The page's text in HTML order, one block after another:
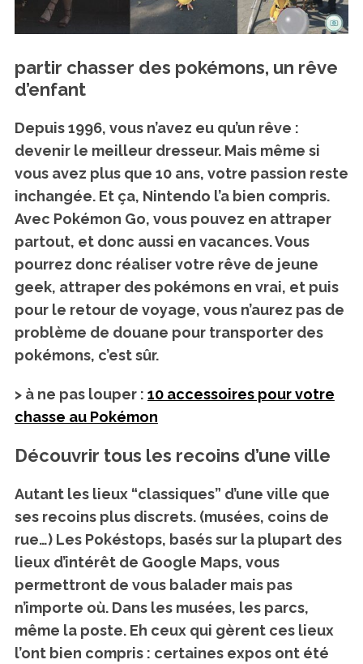
partir chasser des pokémons, un rêve
d’enfant
Depuis 1996, vous n’avez eu qu’un rêve :
devenir le meilleur dresseur. Mais même si
vous avez plus que 10 ans, votre passion reste
inchangée. Et ça, Nintendo l’a bien compris.
Avec Pokémon Go, vous pouvez en attraper
partout, et donc aussi en vacances. Vous
pourrez donc réaliser votre rêve de jeune
geek, attraper des pokémons en vrai, et puis
pour le retour de voyage, vous n’aurez pas de
problème de douane pour transporter des
pokémons, c’est sûr.
> à ne pas louper : 10 accessoires pour votre
chasse au Pokémon
Découvrir tous les recoins d’une ville
Autant les lieux “classiques” d’une ville que
ses recoins plus discrets. (musées, coins de
rue…) Les Pokéstops, basés sur la plupart des
lieux d’intérêtde Google Maps, vous
permettront de vous baladermais pas
n’importe où. Dans les musées, les parcs,
même la poste. Eh ceux qui gèrent ces lieux
l’ont bien compris : certaines expos ont été